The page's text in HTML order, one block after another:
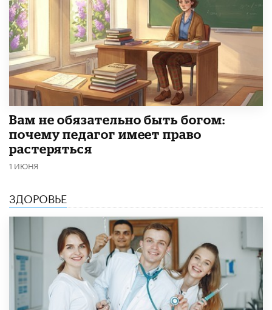
​Вам не обязательно быть богом:
почему педагог имеет право
растеряться
1 ИЮНЯ
ЗДОРОВЬЕ